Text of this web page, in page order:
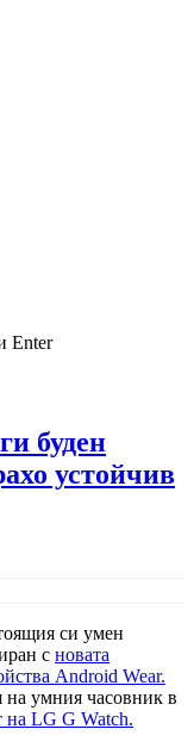
Enter
буден
устойчив
си умен
с новата
Android Wear.
на умния часовник в
на LG G Watch.